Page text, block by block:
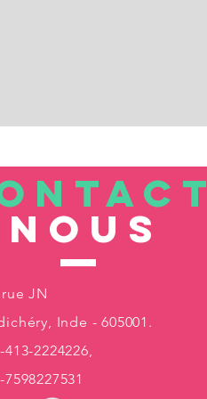
nous
JN
Inde - 605001.
413-2224226,